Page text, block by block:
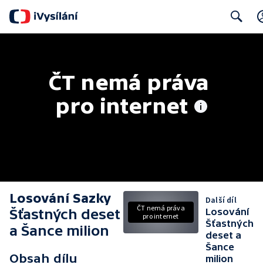
ČT nemá práva
pro internet
Losování Sazky
Šťastných deset
a Šance milion
Obsah dílu
ČT nemá práva
pro internet
Další díl
Losování
Šťastných
deset a
Šance
milion